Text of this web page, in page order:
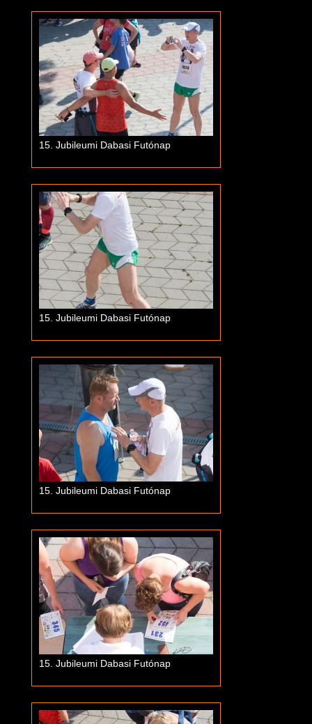
15. Jubileumi Dabasi Futónap
15. Jubileumi Dabasi Futónap
15. Jubileumi Dabasi Futónap
15. Jubileumi Dabasi Futónap